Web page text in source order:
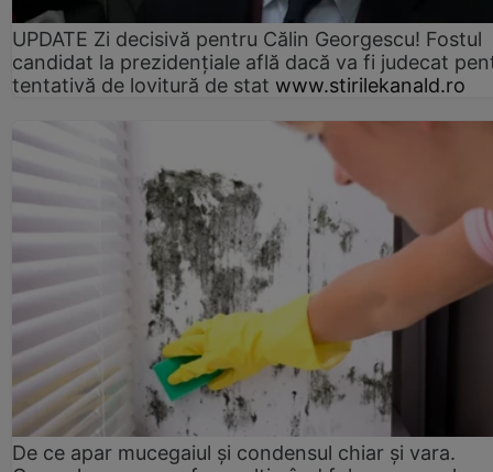
UPDATE Zi decisivă pentru Călin Georgescu! Fostul
candidat la prezidențiale află dacă va fi judecat
tentativă de lovitură de stat www.stirilekanald.ro
De ce apar mucegaiul și condensul chiar și vara.